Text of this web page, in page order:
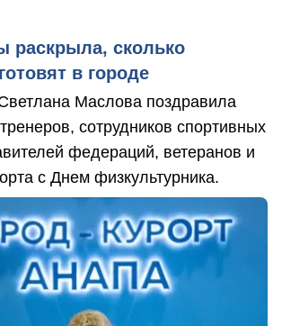
раскрыла, сколько
в городе
Маслова поздравила
сотрудников спортивных
федераций, ветеранов и
с Днем физкультурника.